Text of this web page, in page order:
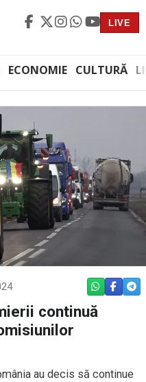
LIVE
ECONOMIE CULTURĂ
WHATSAPP
continuă
au decis să continue